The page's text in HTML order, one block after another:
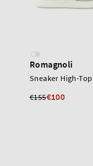
Romagnoli
Sneaker High-Top
€155€100